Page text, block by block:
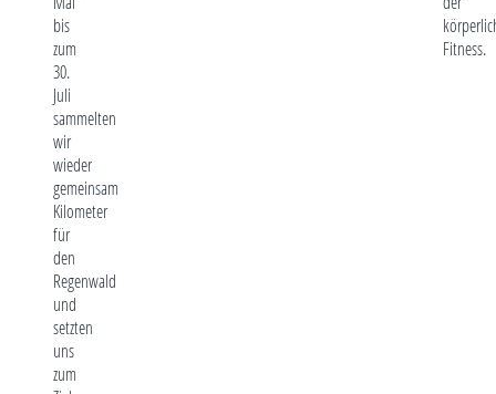
bis
zum
30.
Juli
sammelten
wir
wieder
gemeinsam
Kilometer
für
den
Regenwald
und
setzten
uns
zum
Fitness.